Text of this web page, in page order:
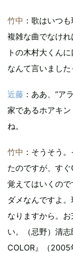
竹中 ：歌はいつ
複雑な曲でなけ
トの木村大くん
なんて言いました
近藤 ：ああ、“ア
家であるホアキ
ね。
竹中 ：そうそう
たのですが、す
覚えてはいくの
ダメなんですよ
なりますから。
い。（忌野）清
COLOR』（2005